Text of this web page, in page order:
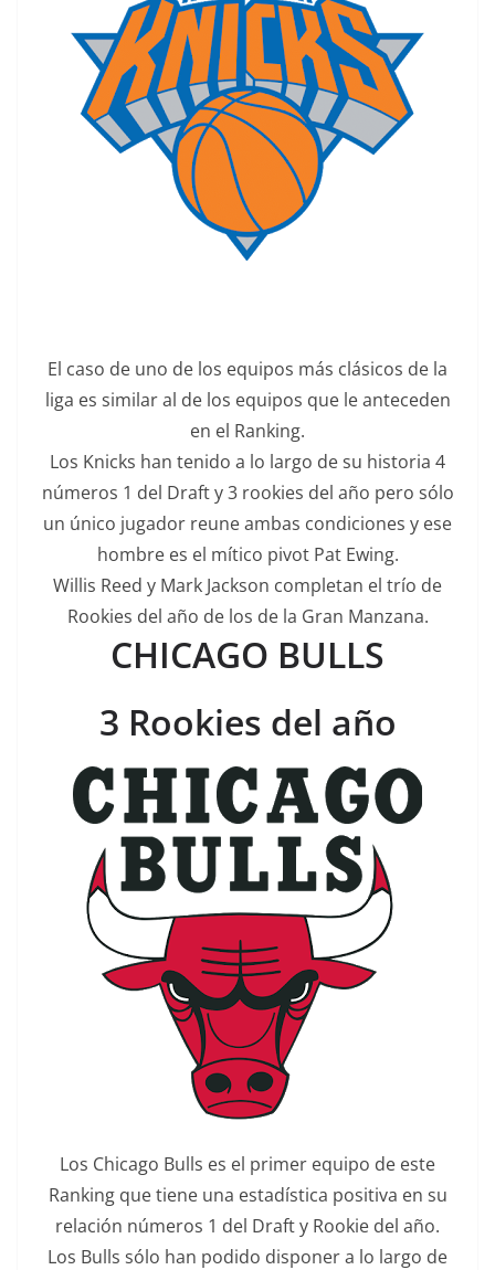
El caso de uno de los equipos más clásicos de la
liga es similar al de los equipos que le anteceden
en el Ranking.
Los Knicks han tenido a lo largo de su historia 4
números 1 del Draft y 3 rookies del año pero sólo
un único jugador reune ambas condiciones y ese
hombre es el mítico pivot Pat Ewing.
Willis Reed y Mark Jackson completan el trío de
Rookies del año de los de la Gran Manzana.
CHICAGO BULLS
3 Rookies del año
Los Chicago Bulls es el primer equipo de este
Ranking que tiene una estadística positiva en su
relación números 1 del Draft y Rookie del año.
Los Bulls sólo han podido disponer a lo largo de